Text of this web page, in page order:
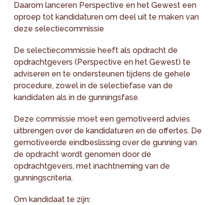
Daarom lanceren Perspective en het Gewest een
oproep tot kandidaturen om deel uit te maken van
deze selectiecommissie
De selectiecommissie heeft als opdracht de
opdrachtgevers (Perspective en het Gewest) te
adviseren en te ondersteunen tijdens de gehele
procedure, zowel in de selectiefase van de
kandidaten als in de gunningsfase.
Deze commissie moet een gemotiveerd advies
uitbrengen over de kandidaturen en de offertes. De
gemotiveerde eindbeslissing over de gunning van
de opdracht wordt genomen door de
opdrachtgevers, met inachtneming van de
gunningscriteria.
Om kandidaat te zijn: